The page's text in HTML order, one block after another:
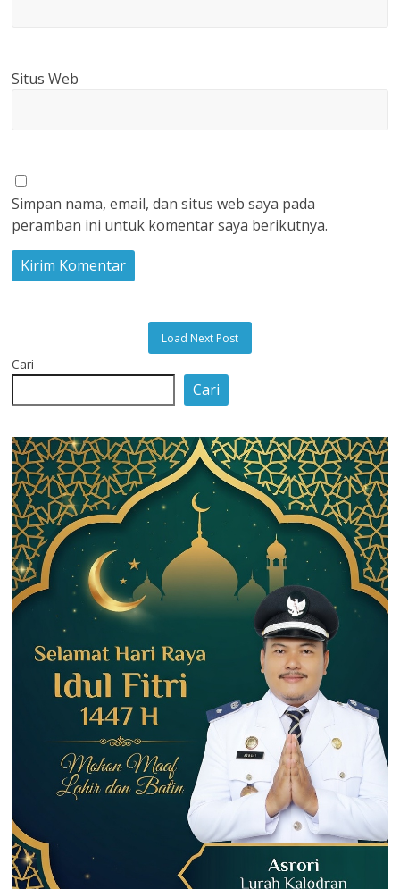
Situs Web
Simpan nama, email, dan situs web saya pada
peramban ini untuk komentar saya berikutnya.
Load Next Post
Cari
Cari